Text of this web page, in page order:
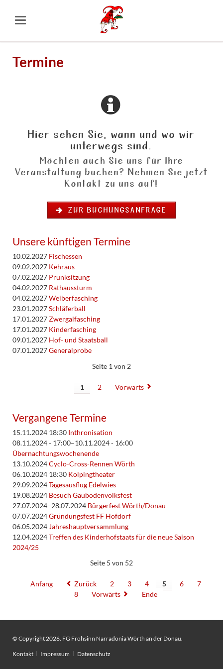
Termine
Hier sehen Sie, wann und wo wir
unterwegs sind.
Möchten auch Sie uns für Ihre
Veranstaltung buchen? Nehmen Sie jetzt
Kontakt zu uns auf!
ZUR BUCHUNGSANFRAGE
Unsere künftigen Termine
10.02.2027 Fischessen
09.02.2027 Kehraus
07.02.2027 Prunksitzung
04.02.2027 Rathaussturm
04.02.2027Weiberfasching
23.01.2027Schläferball
17.01.2027Zwergalfasching
17.01.2027 Kinderfasching
09.01.2027 Hof- und Staatsball
07.01.2027Generalprobe
Seite 1 von 2
1 2 Vorwärts
Vergangene Termine
15.11.2024 18:30 Inthronisation
08.11.2024 - 17:00–10.11.2024 - 16:00
Übernachtungswochenende
13.10.2024Cyclo-Cross-Rennen Wörth
06.10.2024 18:30 Kolpingtheater
29.09.2024Tagesausflug Edelwies
19.08.2024 Besuch Gäubodenvolksfest
27.07.2024–28.07.2024 Bürgerfest Wörth/Donau
07.07.2024Gründungsfest FF Hofdorf
06.05.2024 Jahreshauptversammlung
12.04.2024Treffen des Kinderhofstaats für die neue Saison
2024/25
Seite 5 von 52
Anfang Zurück 2 3 4 5 6
7
8
Vorwärts Ende
© Copyright 2026. FG Frohsinn Narradonia Wörth an der Donau.
Navigation
Kontakt Impressum Datenschutz